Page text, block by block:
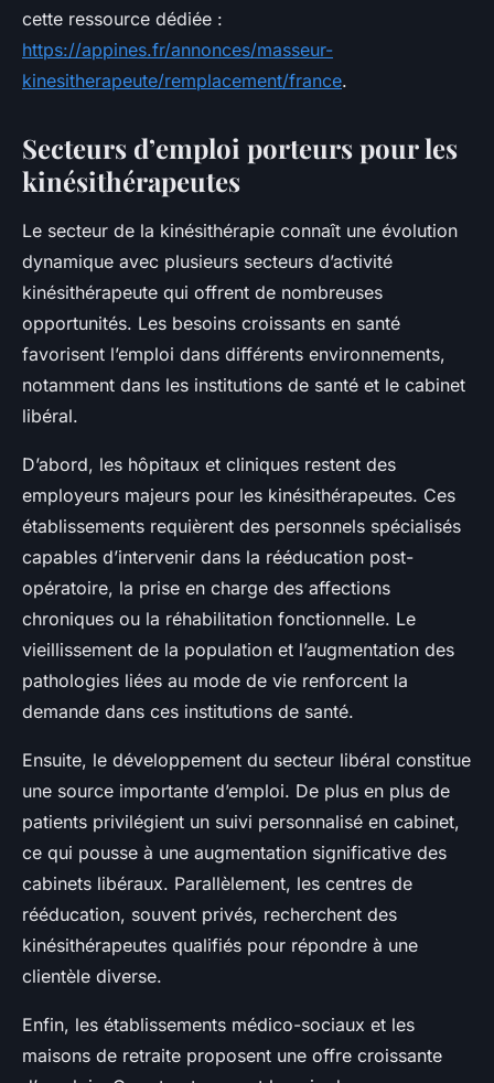
cette ressource dédiée :
https://appines.fr/annonces/masseur-
kinesitherapeute/remplacement/france.
Secteurs d’emploi porteurs pour les
kinésithérapeutes
Le secteur de la kinésithérapie connaît une évolution
dynamique avec plusieurs secteurs d’activité
kinésithérapeute qui offrent de nombreuses
opportunités. Les besoins croissants en santé
favorisent l’emploi dans différents environnements,
notamment dans les institutions de santé et le cabinet
libéral.
D’abord, les hôpitaux et cliniques restent des
employeurs majeurs pour les kinésithérapeutes. Ces
établissements requièrent des personnels spécialisés
capables d’intervenir dans la rééducation post-
opératoire, la prise en charge des affections
chroniques ou la réhabilitation fonctionnelle. Le
vieillissement de la population et l’augmentation des
pathologies liées au mode de vie renforcent la
demande dans ces institutions de santé.
Ensuite, le développement du secteur libéral constitue
une source importante d’emploi. De plus en plus de
patients privilégient un suivi personnalisé en cabinet,
ce qui pousse à une augmentation significative des
cabinets libéraux. Parallèlement, les centres de
rééducation, souvent privés, recherchent des
kinésithérapeutes qualifiés pour répondre à une
clientèle diverse.
Enfin, les établissements médico-sociaux et les
maisons de retraite proposent une offre croissante